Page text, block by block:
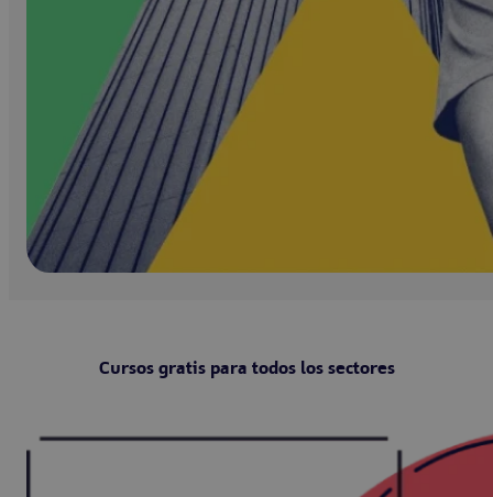
Cursos gratis para todos los sectores